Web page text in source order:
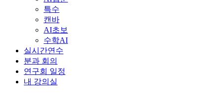
특수
캔바
AI초보
수학AI
실시간연수
분과 회의
연구회 일정
내 강의실